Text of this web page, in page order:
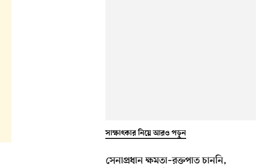
সাক্ষাৎকার নিয়ে আরও পড়ুন
সেনাপ্রধান ক্ষমতা–রক্তপাত চাননি,